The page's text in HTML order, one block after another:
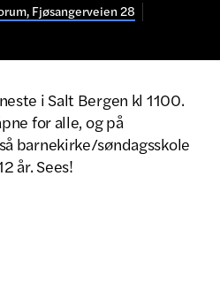
Fjøsangerveien 28
i Salt Bergen kl 1100.
for alle, og på
barnekirke/søndagsskole
år. Sees!